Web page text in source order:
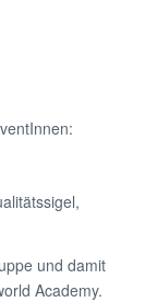
und damit
Academy.